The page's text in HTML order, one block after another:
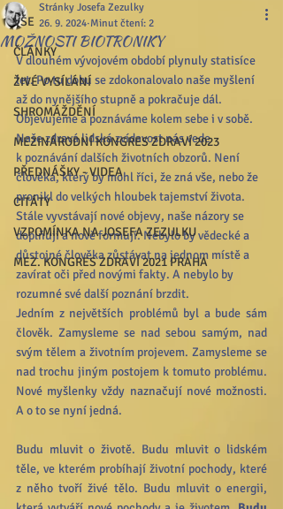
VŠE
ČLÁNKY
ŽIVÉ VYSÍLÁNÍ
SHROMÁŽDĚNÍ
MEZINÁRODNÍ KONGRES ZDRAVÍ 2023
PŘEDNÁŠKY - VIDEA
CITÁTY
VZPOMÍNKA NA JOSEFA ZEZULKU
MEZ. KONGRES ZDRAVÍ 2021 PRAHA
MOŽNOSTI BIOTRONIKY
Stránky Josefa Zezulky
26. 9. 2024 Minut čtení: 2
V dlouhém vývojovém období plynuly statisíce
let. Po tu dobu se zdokonalovalo naše myšlení
až do nynějšího stupně a pokračuje dál.
Objevujeme a poznáváme kolem sebe i v sobě.
Naše zdravá lidská zvídavost nás vede
k poznávání dalších životních obzorů. Není
člověka, který by mohl říci, že zná vše, nebo že
pronikl do velkých hloubek tajemství života.
Stále vyvstávají nové objevy, naše názory se
doplňují a nově formují. Nebylo by vědecké a
důstojné člověka zůstávat na jednom místě a
zavírat oči před novými fakty. A nebylo by
rozumné své další poznání brzdit.
Jedním z největších problémů byl a bude sám
člověk. Zamysleme se nad sebou samým, nad
svým tělem a životním projevem. Zamysleme se
nad trochu jiným postojem k tomuto problému.
Nové myšlenky vždy naznačují nové možnosti.
A o to se nyní jedná.
Budu mluvit o životě. Budu mluvit o lidském
těle, ve kterém probíhají životní pochody, které
z něho tvoří živé tělo. Budu mluvit o energii,